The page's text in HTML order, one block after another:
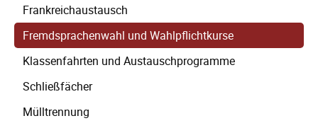
Frankreichaustausch
Fremdsprachenwahl und Wahlpflichtkurse
Klassenfahrten und Austauschprogramme
Schließfächer
Mülltrennung